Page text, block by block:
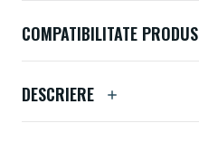
COMPATIBILITATE PRODUS
DESCRIERE